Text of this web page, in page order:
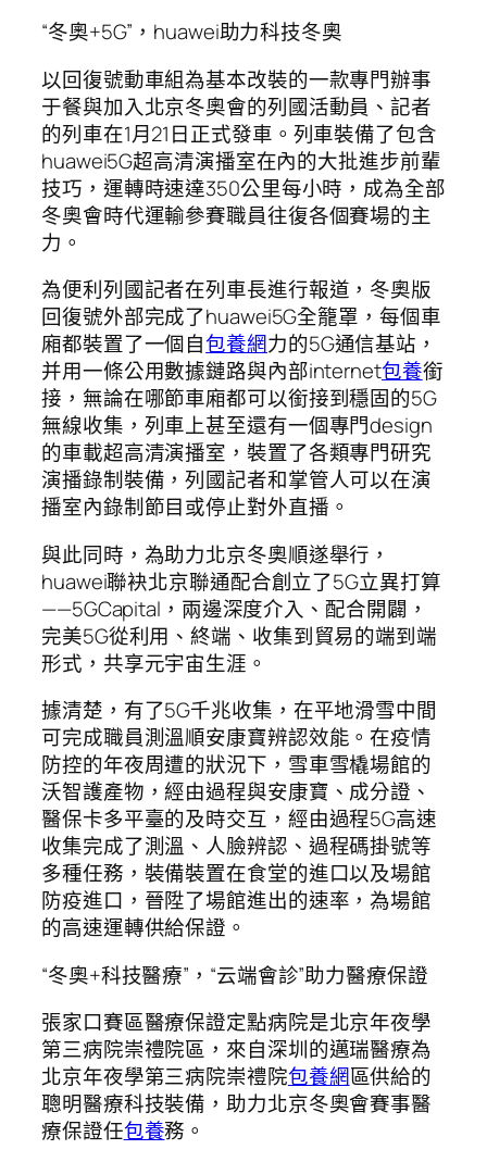
“冬奧+5G”，huawei助力科技冬奧
以回復號動車組為基本改裝的一款專門辦事
于餐與加入北京冬奧會的列國活動員、記者
的列車在1月21日正式發車。列車裝備了包含
huawei5G超高清演播室在內的大批進步前輩
技巧，運轉時速達350公里每小時，成為全部
冬奧會時代運輸參賽職員往復各個賽場的主
力。
為便利列國記者在列車長進行報道，冬奧版
回復號外部完成了huawei5G全籠罩，每個車
廂都裝置了一個自包養網力的5G通信基站，
并用一條公用數據鏈路與內部internet包養銜
接，無論在哪節車廂都可以銜接到穩固的5G
無線收集，列車上甚至還有一個專門design
的車載超高清演播室，裝置了各類專門研究
演播錄制裝備，列國記者和掌管人可以在演
播室內錄制節目或停止對外直播。
與此同時，為助力北京冬奧順遂舉行，
huawei聯袂北京聯通配合創立了5G立異打算
——5GCapital，兩邊深度介入、配合開闢，
完美5G從利用、終端、收集到貿易的端到端
形式，共享元宇宙生涯。
據清楚，有了5G千兆收集，在平地滑雪中間
可完成職員測溫順安康寶辨認效能。在疫情
防控的年夜周遭的狀況下，雪車雪橇場館的
沃智護產物，經由過程與安康寶、成分證、
醫保卡多平臺的及時交互，經由過程5G高速
收集完成了測溫、人臉辨認、過程碼掛號等
多種任務，裝備裝置在食堂的進口以及場館
防疫進口，晉陞了場館進出的速率，為場館
的高速運轉供給保證。
“冬奧+科技醫療”，“云端會診”助力醫療保證
張家口賽區醫療保證定點病院是北京年夜學
第三病院崇禮院區，來自深圳的邁瑞醫療為
北京年夜學第三病院崇禮院包養網區供給的
聰明醫療科技裝備，助力北京冬奧會賽事醫
療保證任包養務。